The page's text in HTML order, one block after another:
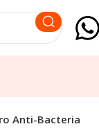
Anti-Bacteria